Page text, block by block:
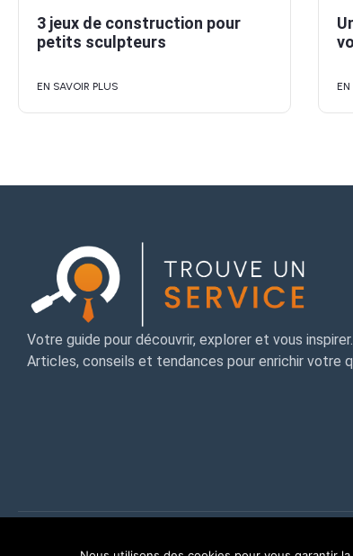
3 jeux de construction pour
petits sculpteurs
EN SAVOIR PLUS
Votre guide pour découvrir, explorer et vous inspirer.
Articles, conseils et tendances pour enrichir votre
réservés. |